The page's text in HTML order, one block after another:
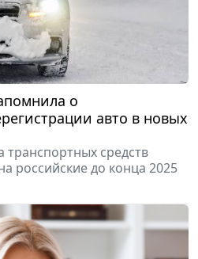
о
авто в новых
средств
российские до конца 2025